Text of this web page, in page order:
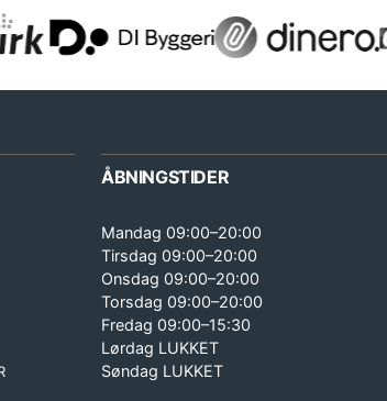
ÅBNINGSTIDER
Mandag 09:00–20:00
Tirsdag 09:00–20:00
Onsdag 09:00–20:00
Torsdag 09:00–20:00
Fredag 09:00–15:30
Lørdag LUKKET
Søndag LUKKET